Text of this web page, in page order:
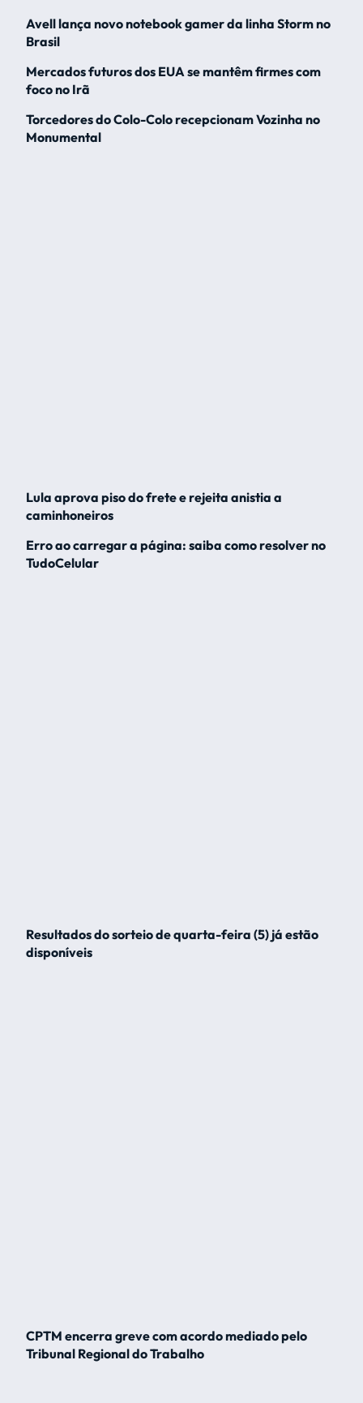
Avell lança novo notebook gamer da linha Storm no
Brasil
Mercados futuros dos EUA se mantêm firmes com
foco no Irã
Torcedores do Colo-Colo recepcionam Vozinha no
Monumental
Lula aprova piso do frete e rejeita anistia a
caminhoneiros
Erro ao carregar a página: saiba como resolver no
TudoCelular
Resultados do sorteio de quarta-feira (5) já estão
disponíveis
CPTM encerra greve com acordo mediado pelo
Tribunal Regional do Trabalho